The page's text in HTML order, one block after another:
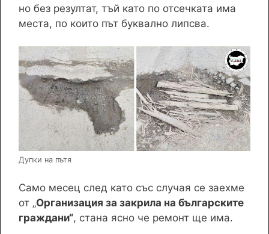
но без резултат, тъй като по отсечката има
места, по които път буквално липсва.
Дупки на пътя
Само месец след като със случая се заехме
от „Организация за закрила на българските
граждани“, стана ясно че ремонт ще има.